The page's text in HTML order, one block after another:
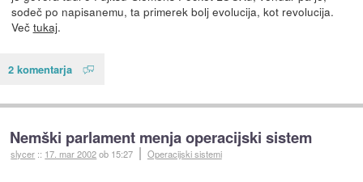
sodeč po napisanemu, ta primerek bolj evolucija, kot revolucija.
Več tukaj.
2 komentarja
Nemški parlament menja operacijski sistem
slycer :: 17. mar 2002ob 15:27 Operacijski sistemi